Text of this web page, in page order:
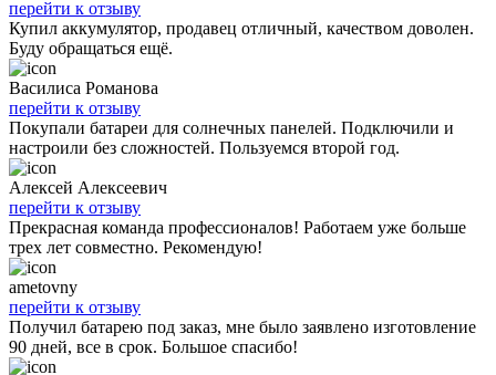
перейти к отзыву
Купил аккумулятор, продавец отличный, качеством доволен.
Буду обращаться ещё.
Василиса Романова
перейти к отзыву
Покупали батареи для солнечных панелей. Подключили и
настроили без сложностей. Пользуемся второй год.
Алексей Алексеевич
перейти к отзыву
Прекрасная команда профессионалов! Работаем уже больше
трех лет совместно. Рекомендую!
ametovny
перейти к отзыву
Получил батарею под заказ, мне было заявлено изготовление
90 дней, все в срок. Большое спасибо!